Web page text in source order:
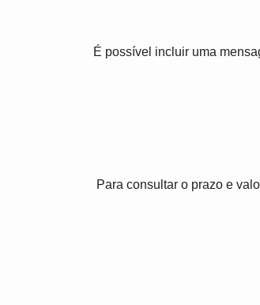
É possível incluir uma
Para consultar o prazo e